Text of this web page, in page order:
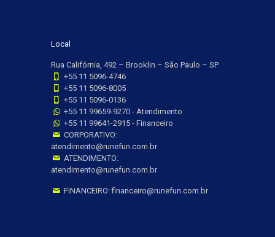
Local
Rua Califórnia, 492 – Brooklin – São Paulo – SP
+55 11 5096-4746
+55 11 5096-8005
+55 11 5096-0136
+55 11 99659-9270 - Atendimento
+55 11 99641-2915 - Financeiro
CORPORATIVO:
atendimento@runefun.com.br
ATENDIMENTO:
atendimento@runefun.com.br
FINANCEIRO: financeiro@runefun.com.br